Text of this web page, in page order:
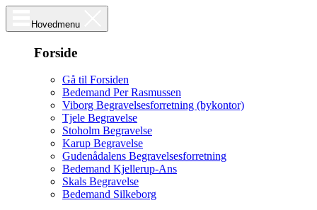
Hovedmenu
Forside
Gå til Forsiden
Bedemand Per Rasmussen
Viborg Begravelsesforretning (bykontor)
Tjele Begravelse
Stoholm Begravelse
Karup Begravelse
Gudenådalens Begravelsesforretning
Bedemand Kjellerup-Ans
Skals Begravelse
Bedemand Silkeborg